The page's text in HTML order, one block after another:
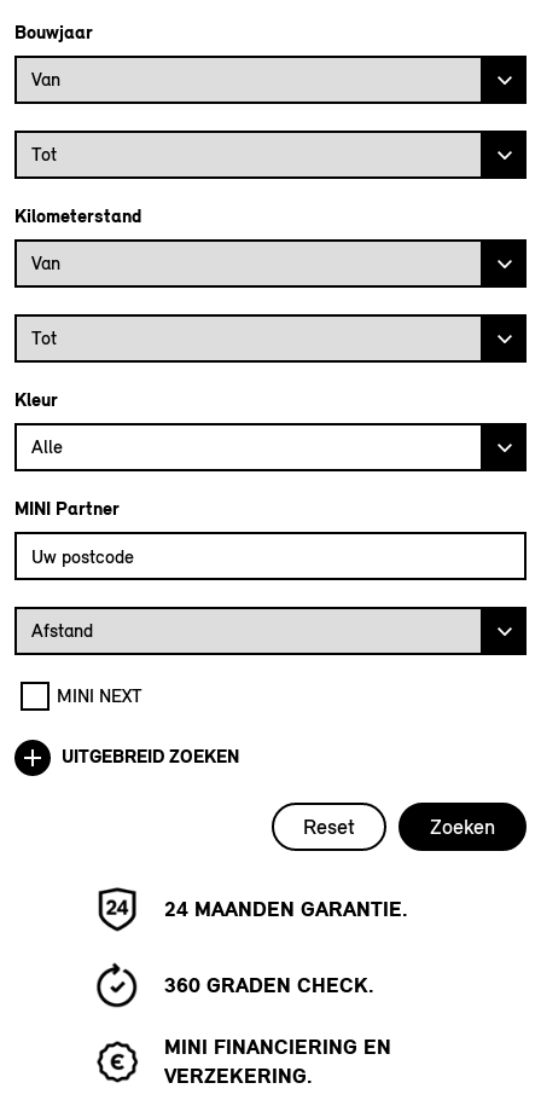
Bouwjaar
Bouwjaar vanaf
Van
Bouwjaar tot
Tot
Kilometerstand
Kilometerstand vanaf
Van
Kilometerstand tot
Tot
Kleur
Alle
MINI Partner
Vul uw postcode in om de dichtstbijzijnde MINI dealer te vinden
Afstand van uw postcode tot de MINI Dealer
Afstand
MINI NEXT
UITGEBREID ZOEKEN
Zoeken
Reset
24 MAANDEN GARANTIE.
360 GRADEN CHECK.
MINI FINANCIERING EN
VERZEKERING.